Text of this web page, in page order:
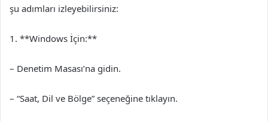
şu adımları izleyebilirsiniz:
1. **Windows İçin:**
– Denetim Masası’na gidin.
– “Saat, Dil ve Bölge” seçeneğine tıklayın.